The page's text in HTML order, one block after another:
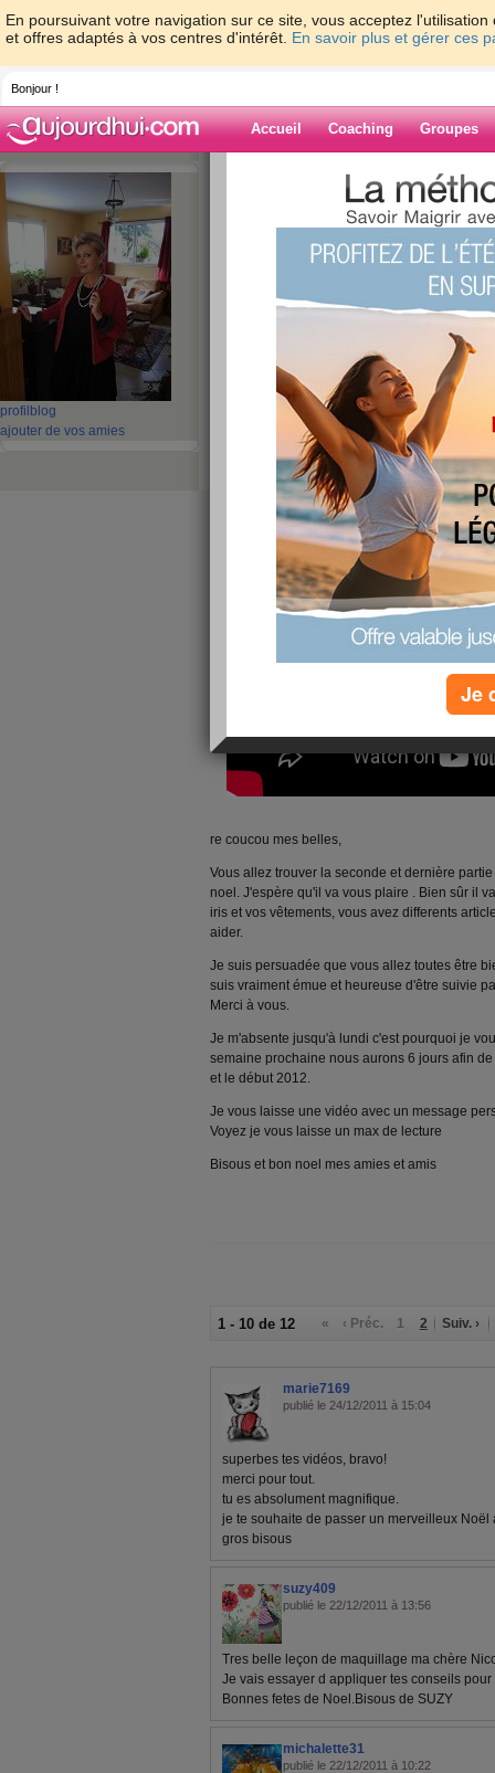
En poursuivant votre navigation sur ce site, vous acceptez
et offres adaptés à vos centres d'intérêt. En savoir plus et gérer ces
Bonjour !
Accueil Coaching Groupes
profil blog
ajouter de vos amies
>
nicoletonnellevaspart
Blog de
seconde partie
noel
publié le 21/12/2011 à 21:17
re coucou mes belles,
Vous allez trouver la seconde et dernière
noel. J'espère qu'il va vous plaire . Bien sûr il
iris et vos vêtements, vous avez differents
aider.
Je suis persuadée que vous allez toutes être
suis vraiment émue et heureuse d'être suivie
Merci à vous.
Je m'absente jusqu'à lundi c'est pourquoi je
semaine prochaine nous aurons 6 jours afin
et le début 2012.
Je vous laisse une vidéo avec un message
Voyez je vous laisse un max de lecture
Bisous et bon noel mes amies et amis
1 - 10 de 12 « ‹ Préc. 1 2 Suiv. ›
marie7169
publié le 24/12/2011 à 15:04
superbes tes vidéos, bravo!
merci pour tout.
tu es absolument magnifique.
je te souhaite de passer un merveilleux Noël
gros bisous
suzy409
publié le 22/12/2011 à 13:56
Tres belle leçon de maquillage ma chère
Je vais essayer d appliquer tes conseils
Bonnes fetes de Noel.Bisous de SUZY
michalette31
publié le 22/12/2011 à 10:22
Je